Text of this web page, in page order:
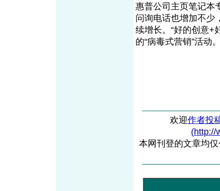
惠普公司主页笔记本
问询电话也增加不少
续增长。“好的创意+
的“病毒式营销”活动
欢迎作者投
(http://
本网刊登的文章均